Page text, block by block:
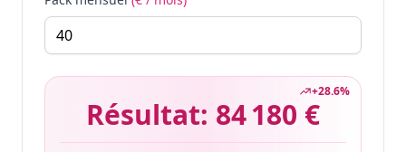
+28.6%
Résultat: 84 180 €